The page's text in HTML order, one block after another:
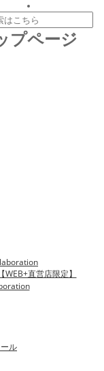
プページ
直営店限定】
ル